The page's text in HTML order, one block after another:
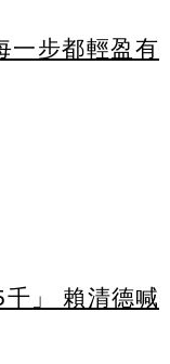
一步都輕盈有
」 賴清德喊